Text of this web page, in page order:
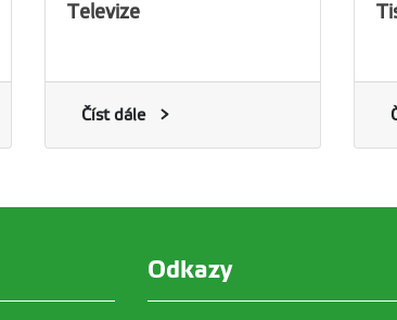
Televize
Číst dále
Odkazy